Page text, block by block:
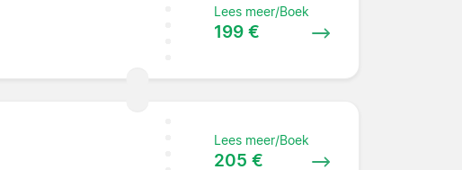
Lees meer/Boek
199 €
Lees meer/Boek
205 €